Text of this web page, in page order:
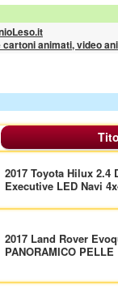
animati, video
2017 Toyota Hilux 2.4
Executive LED Navi
2017 Land Rover
PANORAMICO PELLE